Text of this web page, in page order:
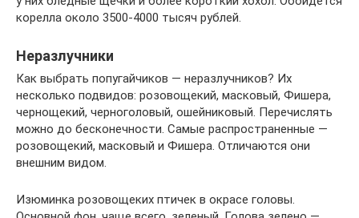
корелла около 3500-4000 тысяч рублей.
Неразлучники
Как выбрать попугайчиков — неразлучников? Их
несколько подвидов: розовощекий, масковый, Фишера,
чернощекий, черноголовый, ошейниковый. Перечислять
можно до бесконечности. Самые распространенные —
розовощекий, масковый и Фишера. Отличаются они
внешним видом.
Изюминка розовощеких птичек в окрасе головы.